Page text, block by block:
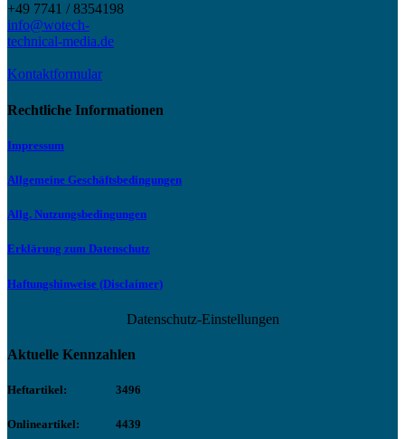
+49 7741 / 8354198
info@wotech-
technical-media.de
Kontaktformular
Rechtliche Informationen
Impressum
Allgemeine Geschäftsbedingungen
Allg. Nutzungsbedingungen
Erklärung zum Datenschutz
Haftungshinweise (Disclaimer)
Datenschutz-Einstellungen
Aktuelle Kennzahlen
Heftartikel: 3496
Onlineartikel: 4439